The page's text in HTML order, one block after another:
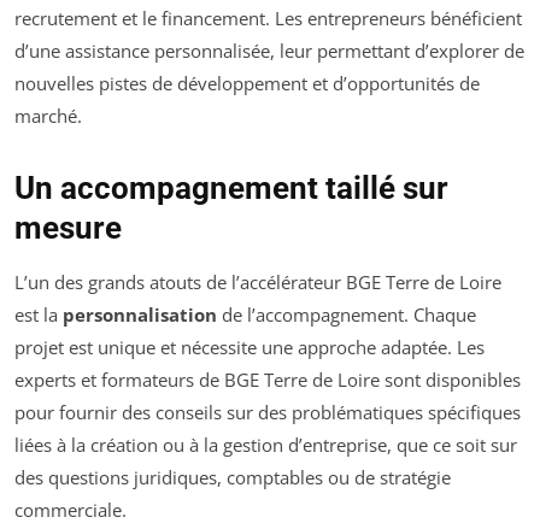
recrutement et le financement. Les entrepreneurs bénéficient
d’une assistance personnalisée, leur permettant d’explorer de
nouvelles pistes de développement et d’opportunités de
marché.
Un accompagnement taillé sur
mesure
L’un des grands atouts de l’accélérateur BGE Terre de Loire
est la personnalisation de l’accompagnement. Chaque
projet est unique et nécessite une approche adaptée. Les
experts et formateurs de BGE Terre de Loire sont disponibles
pour fournir des conseils sur des problématiques spécifiques
liées à la création ou à la gestion d’entreprise, que ce soit sur
des questions juridiques, comptables ou de stratégie
commerciale.